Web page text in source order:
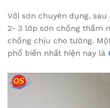
Với sơn chuyên dụng,
2- 3 lớp sơn chống thấm
chống chịu cho tường.
phổ biến nhất hiện nay là